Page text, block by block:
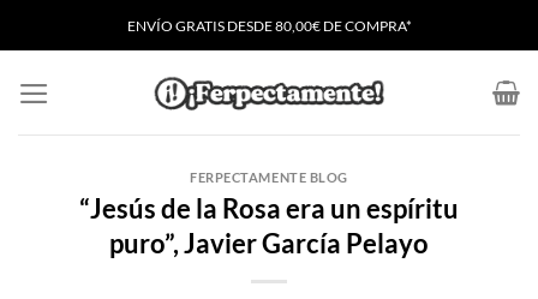
ENVÍO GRATIS DESDE 80,00€ DE COMPRA*
FERPECTAMENTE BLOG
“Jesús de la Rosa era un espíritu
puro”, Javier García Pelayo